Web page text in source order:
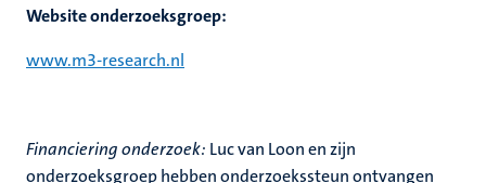
Website onderzoeksgroep:
www.m3-research.nl
Financiering onderzoek: Luc van Loon en zijn
onderzoeksgroep hebben onderzoekssteun ontvangen